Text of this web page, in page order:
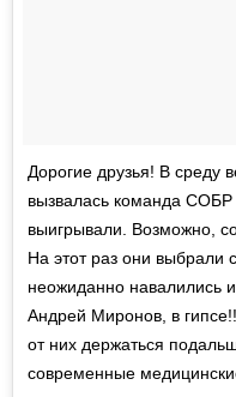
Дорогие друзья! В среду
вызвалась команда СОБР
выигрывали. Возможно,
На этот раз они выбрали
неожиданно навалились
Андрей Миронов, в
от них держаться
современные